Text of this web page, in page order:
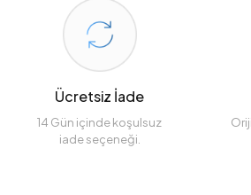
Ücretsiz İade
14 Gün içinde koşulsuz
iade seçeneği.